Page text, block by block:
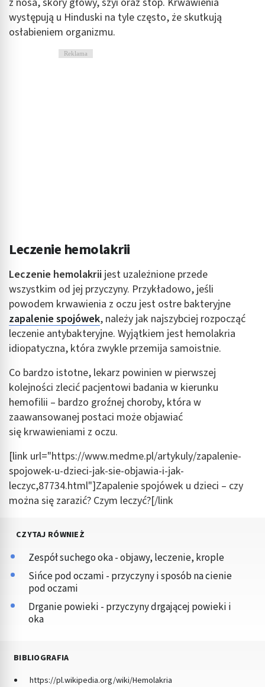
występują u Hinduski na tyle często, że skutkują
osłabieniem organizmu.
Reklama
Leczenie hemolakrii
Leczenie hemolakrii jest uzależnione przede
wszystkim od jej przyczyny. Przykładowo, jeśli
powodem krwawienia z oczu jest ostre bakteryjne
zapalenie spojówek, należy jak najszybciej rozpocząć
leczenie antybakteryjne. Wyjątkiem jest hemolakria
idiopatyczna, która zwykle przemija samoistnie.
Co bardzo istotne, lekarz powinien w pierwszej
kolejności zlecić pacjentowi badania w kierunku
hemofilii – bardzo groźnej choroby, która w
zaawansowanej postaci może objawiać
się krwawieniami z oczu.
[link url="https://www.medme.pl/artykuly/zapalenie-
spojowek-u-dzieci-jak-sie-objawia-i-jak-
leczyc,87734.html"]Zapalenie spojówek u dzieci – czy
można się zarazić? Czym leczyć?[/link
CZYTAJ RÓWNIEŻ
Zespół suchego oka - objawy, leczenie, krople
Sińce pod oczami - przyczyny i sposób na cienie
pod oczami
Drganie powieki - przyczyny drgającej powieki i
oka
BIBLIOGRAFIA
https://pl.wikipedia.org/wiki/Hemolakria
Cele przetwarzania inne niż IAB:
Niezbędne
Wydajność (Performance)